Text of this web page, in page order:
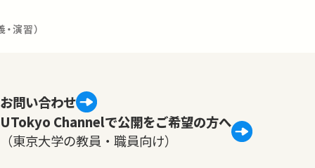
演習）
お問い合わせ
UTokyo Channelで公開をご希望の方へ
（東京大学の教員・職員向け）